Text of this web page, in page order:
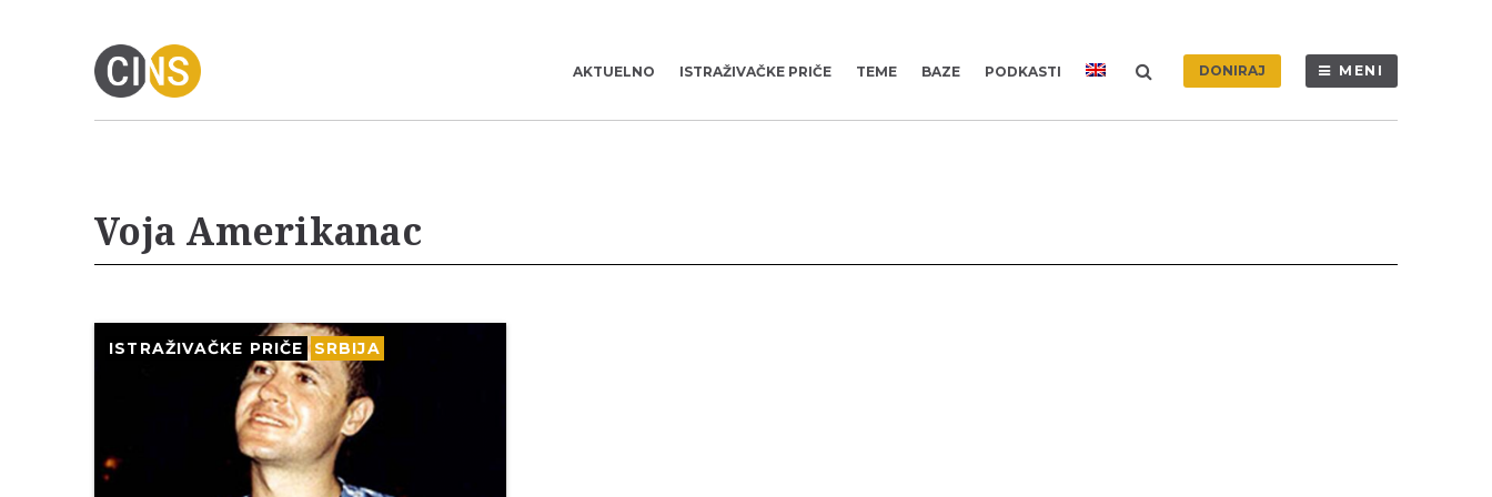
AKTUELNO ISTRAŽIVAČKE PRIČE TEME BAZE PODKASTI DONIRAJ MENI
Voja Amerikanac
ISTRAŽIVAČKE PRIČE SRBIJA